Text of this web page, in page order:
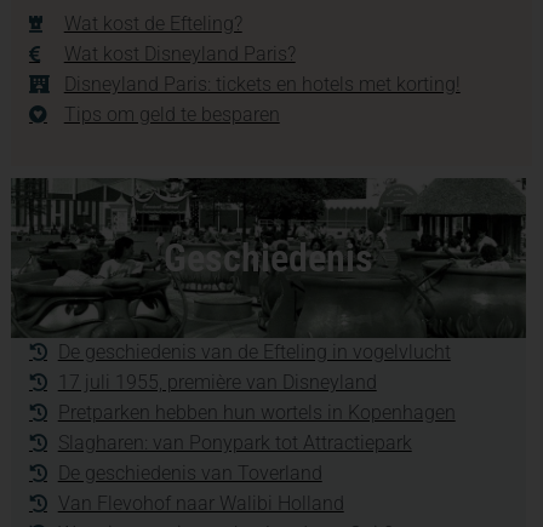
Wat kost de Efteling?
Wat kost Disneyland Paris?
Disneyland Paris: tickets en hotels met korting!
Tips om geld te besparen
Geschiedenis
De geschiedenis van de Efteling in vogelvlucht
17 juli 1955, première van Disneyland
Pretparken hebben hun wortels in Kopenhagen
Slagharen: van Ponypark tot Attractiepark
De geschiedenis van Toverland
Van Flevohof naar Walibi Holland